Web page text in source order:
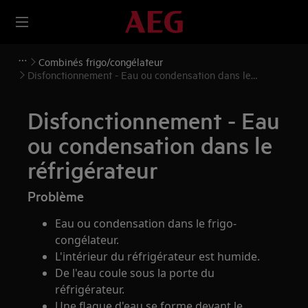
Combinés frigo/congélateur
Disfonctionnement - Eau ou condensation dans le
Disfonctionnement - Eau
ou condensation dans le
réfrigérateur
Problème
Eau ou condensation dans le frigo-
congélateur.
L'intérieur du réfrigérateur est humide.
De l'eau coule sous la porte du
réfrigérateur.